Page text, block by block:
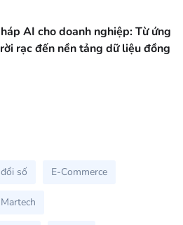
AI cho doanh nghiệp: Từ ứng
rạc đến nền tảng dữ liệu đồng
số E-Commerce
Martech